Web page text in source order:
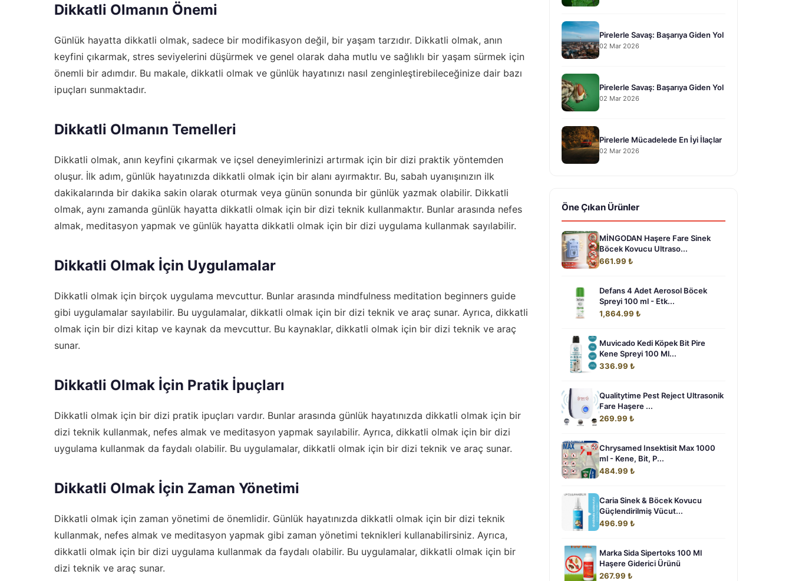
Dikkatli Olmanın Önemi
Günlük hayatta dikkatli olmak, sadece bir modifikasyon değil, bir yaşam tarzıdır. Dikkatli olmak, anın
keyfini çıkarmak, stres seviyelerini düşürmek ve genel olarak daha mutlu ve sağlıklı bir yaşam sürmek için
önemli bir adımdır. Bu makale, dikkatli olmak ve günlük hayatınızı nasıl zenginleştirebileceğinize dair bazı
ipuçları sunmaktadır.
Dikkatli Olmanın Temelleri
Dikkatli olmak, anın keyfini çıkarmak ve içsel deneyimlerinizi artırmak için bir dizi praktik yöntemden
oluşur. İlk adım, günlük hayatınızda dikkatli olmak için bir alanı ayırmaktır. Bu, sabah uyanışınızın ilk
dakikalarında bir dakika sakin olarak oturmak veya günün sonunda bir günlük yazmak olabilir. Dikkatli
olmak, aynı zamanda günlük hayatta dikkatli olmak için bir dizi teknik kullanmaktır. Bunlar arasında nefes
almak, meditasyon yapmak ve günlük hayatta dikkatli olmak için bir dizi uygulama kullanmak sayılabilir.
Dikkatli Olmak İçin Uygulamalar
Dikkatli olmak için birçok uygulama mevcuttur. Bunlar arasında mindfulness meditation beginners guide
gibi uygulamalar sayılabilir. Bu uygulamalar, dikkatli olmak için bir dizi teknik ve araç sunar. Ayrıca, dikkatli
olmak için bir dizi kitap ve kaynak da mevcuttur. Bu kaynaklar, dikkatli olmak için bir dizi teknik ve araç
sunar.
Dikkatli Olmak İçin Pratik İpuçları
Dikkatli olmak için bir dizi pratik ipuçları vardır. Bunlar arasında günlük hayatınızda dikkatli olmak için bir
dizi teknik kullanmak, nefes almak ve meditasyon yapmak sayılabilir. Ayrıca, dikkatli olmak için bir dizi
uygulama kullanmak da faydalı olabilir. Bu uygulamalar, dikkatli olmak için bir dizi teknik ve araç sunar.
Dikkatli Olmak İçin Zaman Yönetimi
Dikkatli olmak için zaman yönetimi de önemlidir. Günlük hayatınızda dikkatli olmak için bir dizi teknik
kullanmak, nefes almak ve meditasyon yapmak gibi zaman yönetimi teknikleri kullanabilirsiniz. Ayrıca,
dikkatli olmak için bir dizi uygulama kullanmak da faydalı olabilir. Bu uygulamalar, dikkatli olmak için bir
dizi teknik ve araç sunar.
Pirelerle Savaş: Başarıya Giden Yol
02 Mar 2026
Pirelerle Savaş: Başarıya Giden Yol
02 Mar 2026
Pirelerle Mücadelede En İyi İlaçlar
02 Mar 2026
Öne Çıkan Ürünler
MİNGODAN Haşere Fare Sinek
Böcek Kovucu Ultraso...
661.99 ₺
Defans 4 Adet Aerosol Böcek
Spreyi 100 ml - Etk...
1,864.99 ₺
Muvicado Kedi Köpek Bit Pire
Kene Spreyi 100 Ml...
336.99 ₺
Qualitytime Pest Reject Ultrasonik
Fare Haşere ...
269.99 ₺
Chrysamed Insektisit Max 1000
ml - Kene, Bit, P...
484.99 ₺
Caria Sinek & Böcek Kovucu
Güçlendirilmiş Vücut...
496.99 ₺
Marka Sida Sipertoks 100 Ml
Haşere Giderici Ürünü
267.99 ₺